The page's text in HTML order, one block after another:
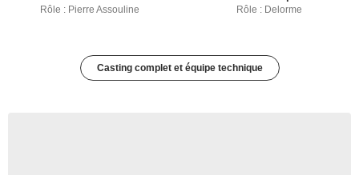
Rôle : Pierre Assouline Rôle : Delorme
Casting complet et équipe technique